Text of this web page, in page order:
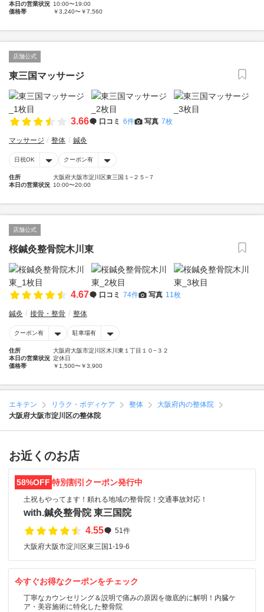
本日の営業状況 10:00〜19:00
価格帯
￥3,240〜￥7,560
店舗公式
東三国マッサージ
3.66 口コミ 6件 写真 7枚
マッサージ 整体 鍼灸
日祝OK クーポン有
住所
大阪府大阪市淀川区東三国１−２５−７
本日の営業状況 10:00〜20:00
店舗公式
桜鍼灸整骨院木川東
4.67 口コミ 74件 写真 11枚
鍼灸 接骨・整骨 整体
クーポン有 駐車場有
住所
大阪府大阪市淀川区木川東１丁目１０−３２
本日の営業状況 定休日
価格帯
￥1,500〜￥3,900
エキテン リラク・ボディケア 整体
大阪府内の整体院
大阪府大阪市淀川区の整体院
お近くのお店
58%OFF 特別割引クーポン発行中
土祝もやってます！頼れる地域の整骨院！交通事故対応！
with.鍼灸整骨院 東三国院
4.55
51件
大阪府大阪市淀川区東三国1-19-6
今すぐお得なクーポンをチェック
丁寧なカウンセリング＆説明で痛みの原因を徹底的に解明！内臓ケ
ア・美容施術に特化した整骨院